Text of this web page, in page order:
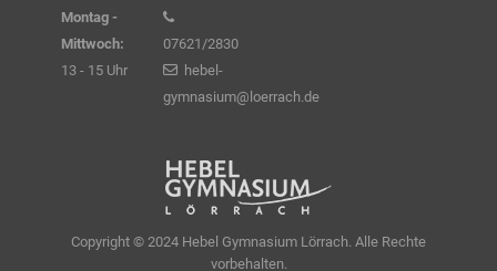
Montag -
Mittwoch:
13 - 15 Uhr
07621/2830
hebel-
gymnasium@loerrach.de
Copyright © 2024 Hebel Gymnasium Lörrach. Alle Rechte
vorbehalten.